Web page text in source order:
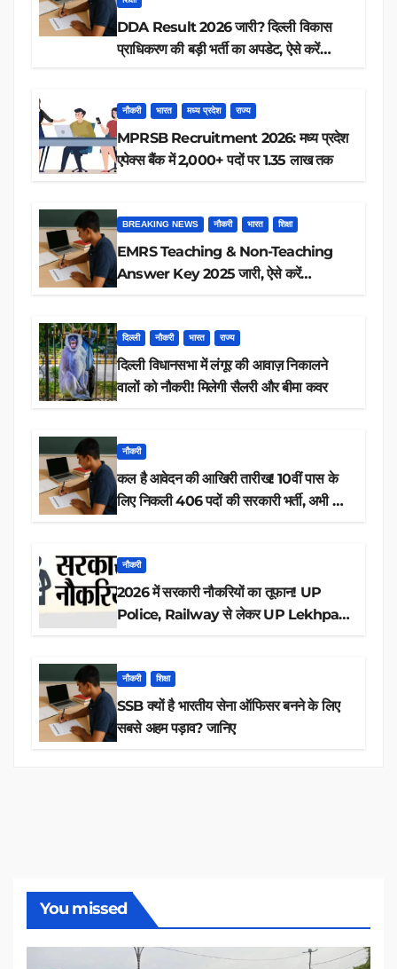
DDA Result 2026 जारी? दिल्ली विकास
प्राधिकरण की बड़ी भर्ती का अपडेट, ऐसे करें
नौकरी भारत मध्य प्रदेश राज्य
MPRSB Recruitment 2026: मध्य प्रदेश
एपेक्स बैंक में 2,000+ पदों पर 1.35 लाख तक
BREAKING NEWS नौकरी भारत शिक्षा
EMRS Teaching & Non-Teaching
Answer Key 2025 जारी, ऐसे करें
दिल्ली नौकरी भारत राज्य
दिल्ली विधानसभा में लंगूर की आवाज़ निकालने
वालों को नौकरी! मिलेगी सैलरी और बीमा कवर
नौकरी
कल है आवेदन की आखिरी तारीख! 10वीं पास के
लिए निकली 406 पदों की सरकारी भर्ती, अभी करें
नौकरी
2026 में सरकारी नौकरियों का तूफान! UP
Police, Railway से लेकर UP Lekhpal
नौकरी शिक्षा
SSB क्यों है भारतीय सेना ऑफिसर बनने के लिए
सबसे अहम पड़ाव? जानिए
You missed